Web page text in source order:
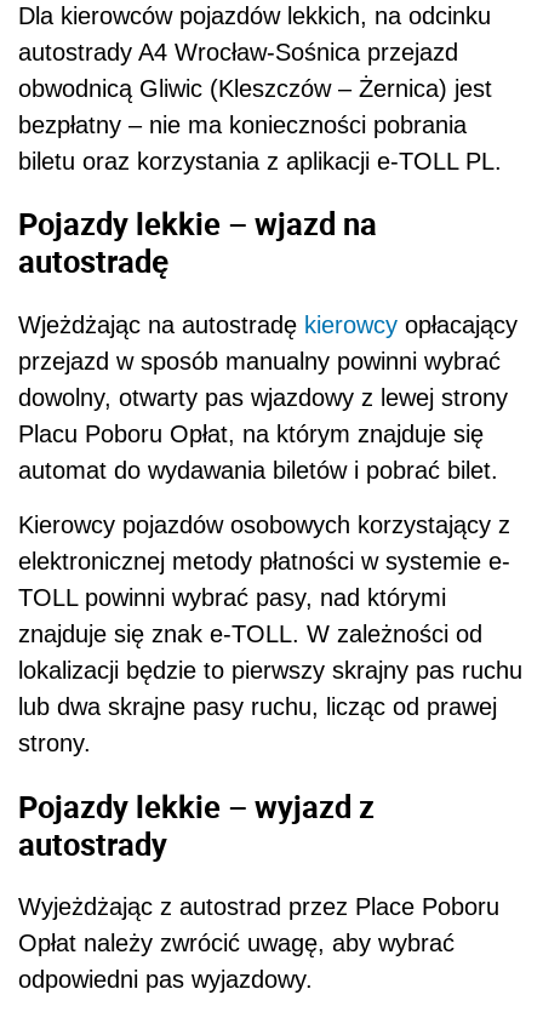
Dla kierowców pojazdów lekkich, na odcinku
autostrady A4 Wrocław-Sośnica przejazd
obwodnicą Gliwic (Kleszczów – Żernica) jest
bezpłatny – nie ma konieczności pobrania
biletu oraz korzystania z aplikacji e-TOLL PL.
Pojazdy lekkie – wjazd na
autostradę
Wjeżdżając na autostradę kierowcy opłacający
przejazd w sposób manualny powinni wybrać
dowolny, otwarty pas wjazdowy z lewej strony
Placu Poboru Opłat, na którym znajduje się
automat do wydawania biletów i pobrać bilet.
Kierowcy pojazdów osobowych korzystający z
elektronicznej metody płatności w systemie e-
TOLL powinni wybrać pasy, nad którymi
znajduje się znak e-TOLL. W zależności od
lokalizacji będzie to pierwszy skrajny pas ruchu
lub dwa skrajne pasy ruchu, licząc od prawej
strony.
Pojazdy lekkie – wyjazd z
autostrady
Wyjeżdżając z autostrad przez Place Poboru
Opłat należy zwrócić uwagę, aby wybrać
odpowiedni pas wyjazdowy.